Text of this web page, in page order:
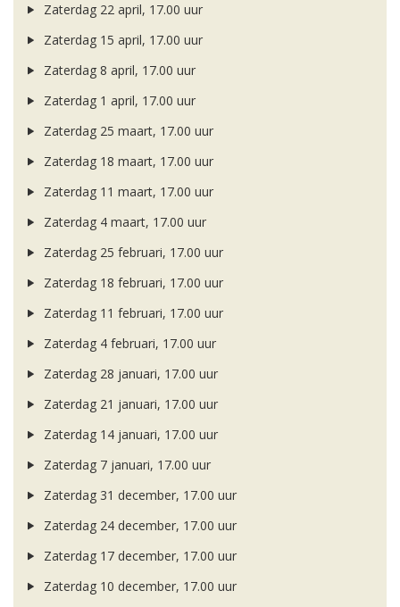
Zaterdag 22 april, 17.00 uur
Zaterdag 15 april, 17.00 uur
Zaterdag 8 april, 17.00 uur
Zaterdag 1 april, 17.00 uur
Zaterdag 25 maart, 17.00 uur
Zaterdag 18 maart, 17.00 uur
Zaterdag 11 maart, 17.00 uur
Zaterdag 4 maart, 17.00 uur
Zaterdag 25 februari, 17.00 uur
Zaterdag 18 februari, 17.00 uur
Zaterdag 11 februari, 17.00 uur
Zaterdag 4 februari, 17.00 uur
Zaterdag 28 januari, 17.00 uur
Zaterdag 21 januari, 17.00 uur
Zaterdag 14 januari, 17.00 uur
Zaterdag 7 januari, 17.00 uur
Zaterdag 31 december, 17.00 uur
Zaterdag 24 december, 17.00 uur
Zaterdag 17 december, 17.00 uur
Zaterdag 10 december, 17.00 uur